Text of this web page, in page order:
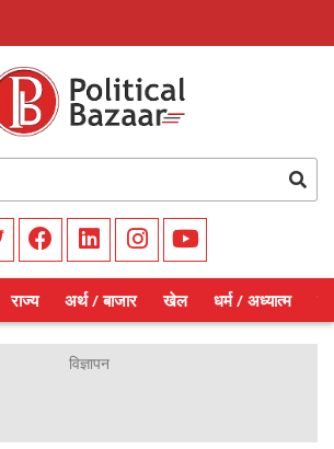
राज्य अर्थ / बाजार खेल धर्म / अध्यात्म